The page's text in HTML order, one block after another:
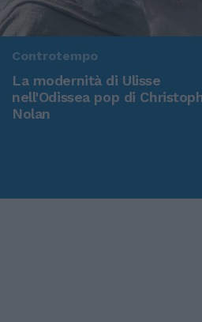
Controtempo
La modernità di Ulisse
nell'Odissea pop di
Nolan